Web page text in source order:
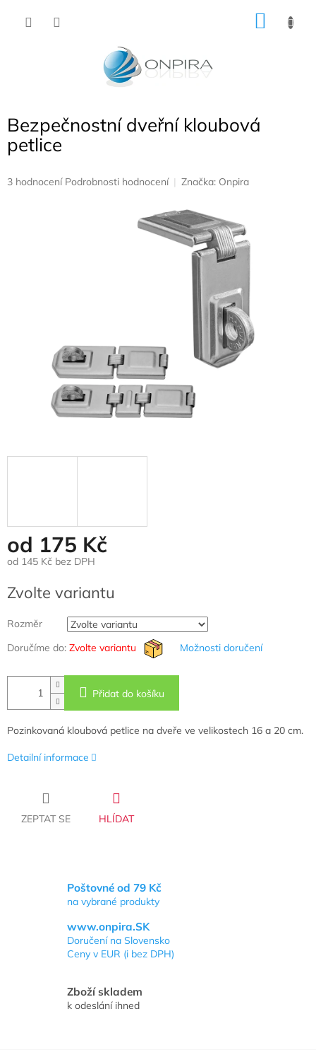
Bezpečnostní dveřní kloubová
petlice
Průměrné
3 hodnocení Podrobnosti hodnocení Značka: Onpira
od 175 Kč
od 145 Kč bez DPH
cena:
Zvolte variantu
Rozměr
Doručíme do: Zvolte variantu Možnosti doručení
Přidat do košíku
Pozinkovaná kloubová petlice na dveře ve velikostech 16 a 20 cm.
Detailní informace
ZEPTAT SE HLÍDAT
Poštovné od 79 Kč
na vybrané produkty
www.onpira.SK
Doručení na Slovensko
Ceny v EUR (i bez DPH)
Zboží skladem
k odeslání ihned